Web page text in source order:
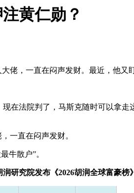
黄仁勋？
佬，一直在闷声发财。最近，他又
在法院判了，马斯克随时可以拿走
一直在闷声发财。
牛散户”。
润研究院发布《2026胡润全球富豪榜